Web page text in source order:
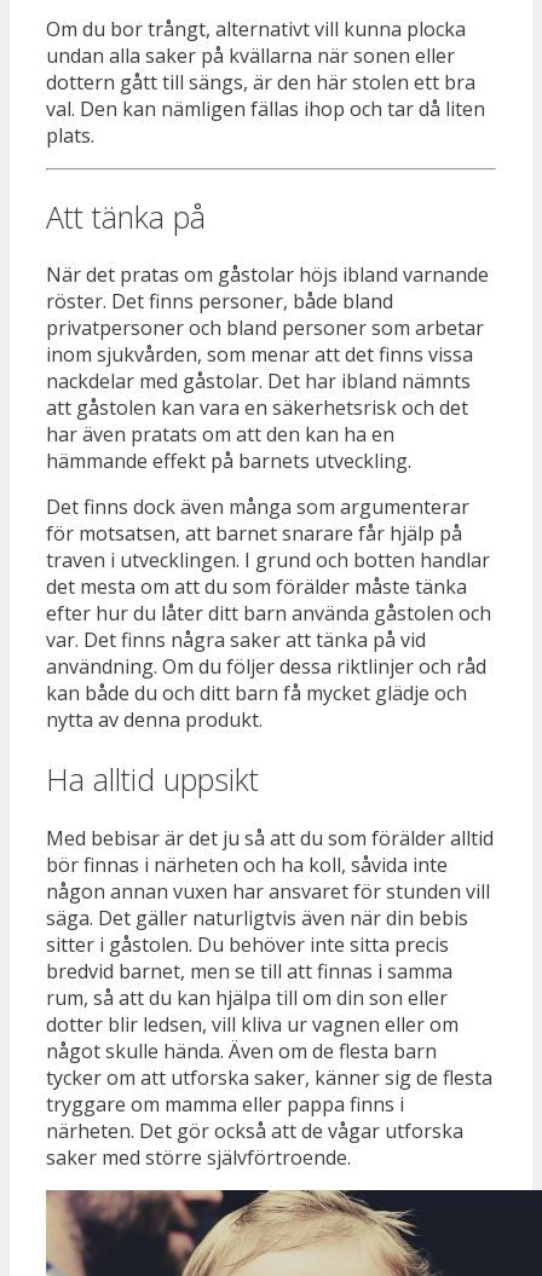
Om du bor trångt, alternativt vill kunna plocka
undan alla saker på kvällarna när sonen eller
dottern gått till sängs, är den här stolen ett bra
val. Den kan nämligen fällas ihop och tar då liten
plats.
Att tänka på
När det pratas om gåstolar höjs ibland varnande
röster. Det finns personer, både bland
privatpersoner och bland personer som arbetar
inom sjukvården, som menar att det finns vissa
nackdelar med gåstolar. Det har ibland nämnts
att gåstolen kan vara en säkerhetsrisk och det
har även pratats om att den kan ha en
hämmande effekt på barnets utveckling.
Det finns dock även många som argumenterar
för motsatsen, att barnet snarare får hjälp på
traven i utvecklingen. I grund och botten handlar
det mesta om att du som förälder måste tänka
efter hur du låter ditt barn använda gåstolen och
var. Det finns några saker att tänka på vid
användning. Om du följer dessa riktlinjer och råd
kan både du och ditt barn få mycket glädje och
nytta av denna produkt.
Ha alltid uppsikt
Med bebisar är det ju så att du som förälder alltid
bör finnas i närheten och ha koll, såvida inte
någon annan vuxen har ansvaret för stunden vill
säga. Det gäller naturligtvis även när din bebis
sitter i gåstolen. Du behöver inte sitta precis
bredvid barnet, men se till att finnas i samma
rum, så att du kan hjälpa till om din son eller
dotter blir ledsen, vill kliva ur vagnen eller om
något skulle hända. Även om de flesta barn
tycker om att utforska saker, känner sig de flesta
tryggare om mamma eller pappa finns i
närheten. Det gör också att de vågar utforska
saker med större självförtroende.